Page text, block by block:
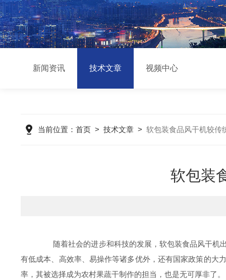
新闻资讯 技术文章 视频中心
当前位置： 首页> 技术文章> 软包装食品风干机较传
软包装
随着社会的进步和科技的发展，软包装食品风干机出
有低成本、高效率、易操作等诸多优外，还有国家政策的大
率，其被选择成为农村果蔬干制作的担当，也是无可厚非了。